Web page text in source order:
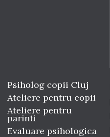
Psiholog copii Cluj
Ateliere pentru copii
Ateliere pentru
parinti
Evaluare psihologica